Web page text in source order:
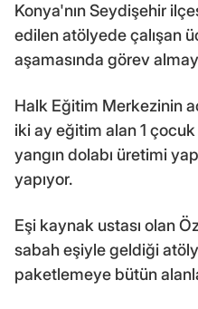
Konya'nın Seydişehir
edilen atölyede çalışan
aşamasında görev
Halk Eğitim Merkezinin
iki ay eğitim alan 1
yangın dolabı üretimi
yapıyor.
Eşi kaynak ustası olan
sabah eşiyle geldiği
paketlemeye bütün